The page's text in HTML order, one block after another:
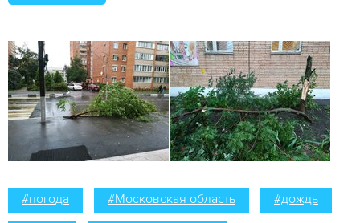
#погода #Московская область #дождь